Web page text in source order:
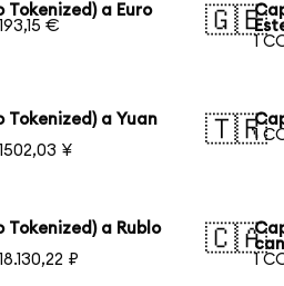
a Euro
€
🇬🇧
1
a Yuan
¥
🇹🇷
1
a Rublo
₽
🇨🇦
1